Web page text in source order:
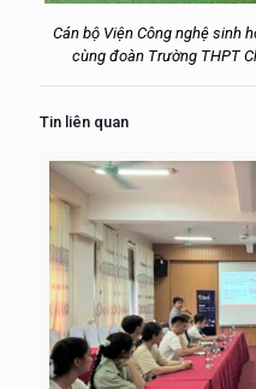
Cán bộ Viện Công nghệ sinh
cùng đoàn Trường THPT
Tin liên quan